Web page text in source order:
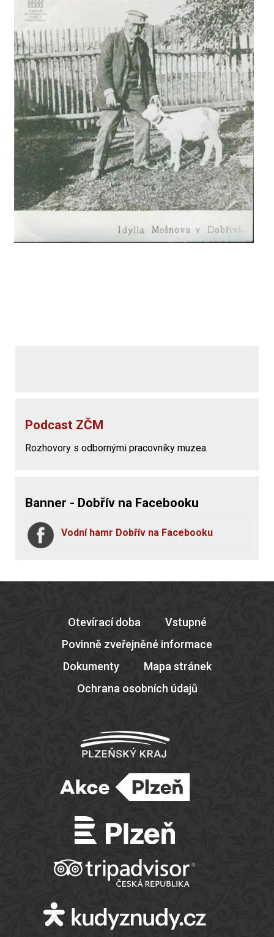
Podcast ZČM
Rozhovory s odbornými pracovníky muzea.
Banner - Dobřív na Facebooku
Vodní hamr Dobřív na Facebooku
Otevírací doba
Vstupné
Povinně zveřejněné informace
Dokumenty
Mapa stránek
Ochrana osobních údajů